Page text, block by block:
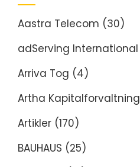
Aastra Telecom (30)
adServing International
Arriva Tog (4)
Artha Kapitalforvaltning
Artikler (170)
BAUHAUS (25)